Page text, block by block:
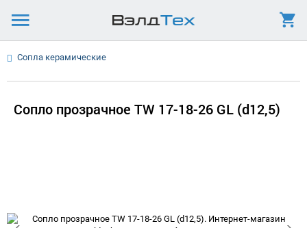
Сопла керамические
Сопло прозрачное TW 17-18-26 GL (d12,5)